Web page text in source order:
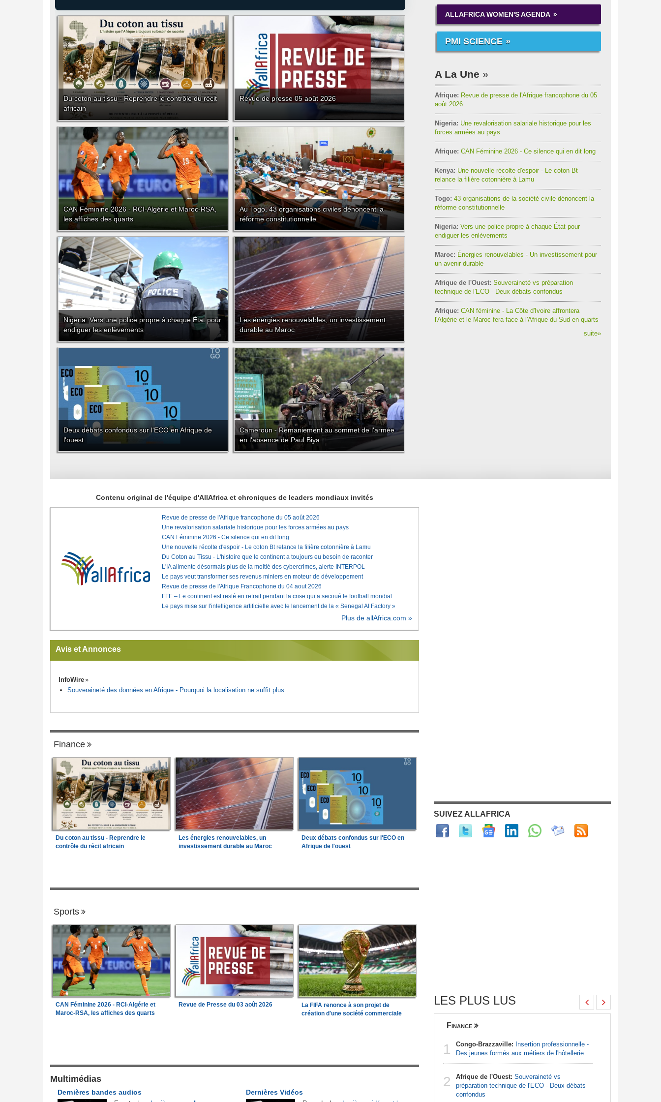
Du coton au tissu - Reprendre le contrôle du récit
africain
Revue de presse 05 août 2026
CAN Féminine 2026 - RCI-Algérie et Maroc-RSA,
les affiches des quarts
Au Togo, 43 organisations civiles dénoncent la
réforme constitutionnelle
Nigeria: Vers une police propre à chaque État pour
endiguer les enlèvements
Les énergies renouvelables, un investissement
durable au Maroc
Deux débats confondus sur l'ECO en Afrique de
l'ouest
Cameroun - Remaniement au sommet de l'armée
en l'absence de Paul Biya
ALLAFRICA WOMEN'S AGENDA
PMI SCIENCE
A La Une
Afrique: Revue de presse de l'Afrique francophone du 05
août 2026
Nigeria: Une revalorisation salariale historique pour les
forces armées au pays
Afrique: CAN Féminine 2026 - Ce silence qui en dit long
Kenya: Une nouvelle récolte d'espoir - Le coton Bt
relance la filière cotonnière à Lamu
Togo: 43 organisations de la société civile dénoncent la
réforme constitutionnelle
Nigeria: Vers une police propre à chaque État pour
endiguer les enlèvements
Maroc: Énergies renouvelables - Un investissement pour
un avenir durable
Afrique de l'Ouest: Souveraineté vs préparation
technique de l'ECO - Deux débats confondus
Afrique: CAN féminine - La Côte d'Ivoire affrontera
l'Algérie et le Maroc fera face à l'Afrique du Sud en quarts
suite»
Contenu original de l'équipe d'AllAfrica et chroniques de leaders mondiaux invités
Revue de presse de l'Afrique francophone du 05 août 2026
Une revalorisation salariale historique pour les forces armées au pays
CAN Féminine 2026 - Ce silence qui en dit long
Une nouvelle récolte d'espoir - Le coton Bt relance la filière cotonnière à Lamu
Du Coton au Tissu - L'histoire que le continent a toujours eu besoin de raconter
L'IA alimente désormais plus de la moitié des cybercrimes, alerte INTERPOL
Le pays veut transformer ses revenus miniers en moteur de développement
Revue de presse de l'Afrique Francophone du 04 aout 2026
FFE – Le continent est resté en retrait pendant la crise qui a secoué le football mondial
Le pays mise sur l'intelligence artificielle avec le lancement de la « Senegal AI Factory »
Plus de allAfrica.com »
Avis et Annonces
InfoWire
Souveraineté des données en Afrique - Pourquoi la localisation ne suffit plus
Finance
Du coton au tissu - Reprendre le
contrôle du récit africain
Les énergies renouvelables, un
investissement durable au Maroc
Deux débats confondus sur l'ECO en
Afrique de l'ouest
Sports
CAN Féminine 2026 - RCI-Algérie et
Maroc-RSA, les affiches des quarts
Revue de Presse du 03 août 2026
La FIFA renonce à son projet de
création d'une société commerciale
Multimédias
Dernières Vidéos
Dernières bandes audios
SUIVEZ ALLAFRICA
LES PLUS LUS
pesé sur la position
2
d'espèces protégées
Finance
1 Congo-Brazzaville: Insertion professionnelle -
Des jeunes formés aux métiers de l'hôtellerie
2 Afrique de l'Ouest: Souveraineté vs
préparation technique de l'ECO - Deux débats
confondus